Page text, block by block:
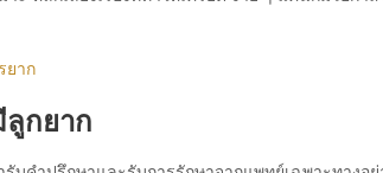
ยาก
ลูกยาก